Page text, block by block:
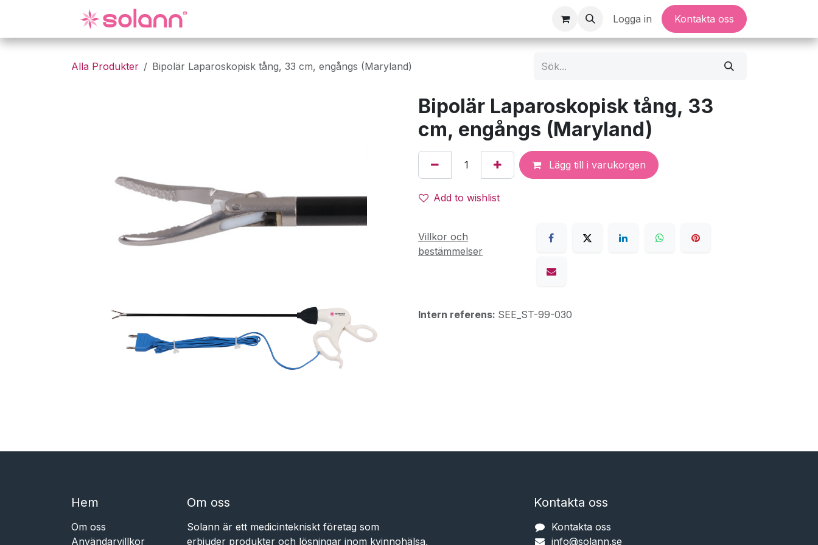
Logga in Kontakta oss
Alla Produkter Bipolär Laparoskopisk tång, 33 cm, engångs (Maryland)
Bipolär Laparoskopisk tång, 33
cm, engångs (Maryland)
Lägg till i varukorgen
Add to wishlist
Villkor och
bestämmelser
Intern referens: SEE_ST-99-030
Hem​​
Om oss
Användarvillkor
Om oss
Solann är ett medicintekniskt företag som
erbjuder produkter och lösningar inom kvinnohälsa,
Kontakta oss
Kontakta oss
info@solann.se​​​​​​